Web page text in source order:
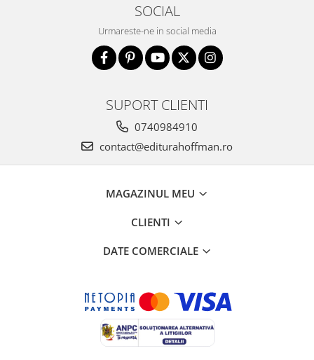
SOCIAL
Urmareste-ne in social media
SUPORT CLIENTI
0740984910
contact@editurahoffman.ro
MAGAZINUL MEU
CLIENTI
DATE COMERCIALE